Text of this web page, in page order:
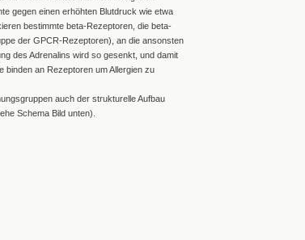
gegen einen erhöhten Blutdruck wie etwa
bestimmte beta-Rezeptoren, die beta-
der GPCR-Rezeptoren), an die ansonsten
des Adrenalins wird so gesenkt, und damit
binden an Rezeptoren um Allergien zu
auch der strukturelle Aufbau
Schema Bild unten).